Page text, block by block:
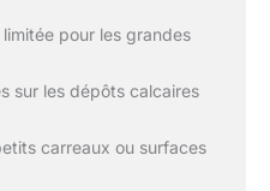
pour les grandes
sur les dépôts calcaires
carreaux ou surfaces